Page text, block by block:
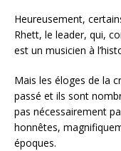
Heureusement,
Rhett, le leader, qui,
est un musicien à
Mais les éloges de la
passé et ils sont
pas nécessairement
honnêtes,
époques.